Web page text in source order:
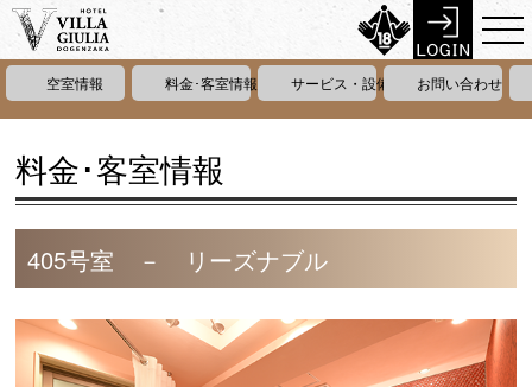
空室情報 料金･客室情報 サービス・設備情報お問い合わせ
料金･客室情報
405号室 － リーズナブル